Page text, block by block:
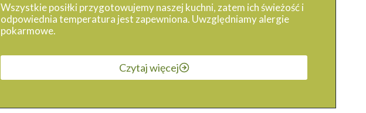
Wszystkie posiłki przygotowujemy naszej kuchni, zatem ich świeżość i
odpowiednia temperatura jest zapewniona. Uwzględniamy alergie
pokarmowe.
Czytaj więcej